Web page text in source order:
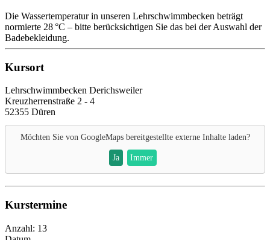
Die Wassertemperatur in unseren Lehrschwimmbecken beträgt
normierte 28 °C – bitte berücksichtigen Sie das bei der Auswahl der
Badebekleidung.
Kursort
Lehrschwimmbecken Derichsweiler
Kreuzherrenstraße 2 - 4
52355 Düren
Möchten Sie von GoogleMapsbereitgestellte externe Inhalte laden?
Ja Immer
Kurstermine
Anzahl: 13